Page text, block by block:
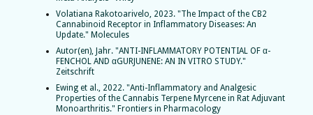
Volatiana Rakotoarivelo, 2023. "The Impact of the CB2
Cannabinoid Receptor in Inflammatory Diseases: An
Update." Molecules
Autor(en), Jahr. "ANTI-INFLAMMATORY POTENTIAL OF α-
FENCHOL AND αGURJUNENE: AN IN VITRO STUDY."
Zeitschrift
Ewing et al., 2022. "Anti-Inflammatory and Analgesic
Properties of the Cannabis Terpene Myrcene in Rat Adjuvant
Monoarthritis." Frontiers in Pharmacology